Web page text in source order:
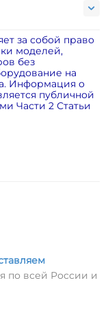
за собой право
моделей,
без
на
Информация о
публичной
Части 2 Статьи
по всей России и